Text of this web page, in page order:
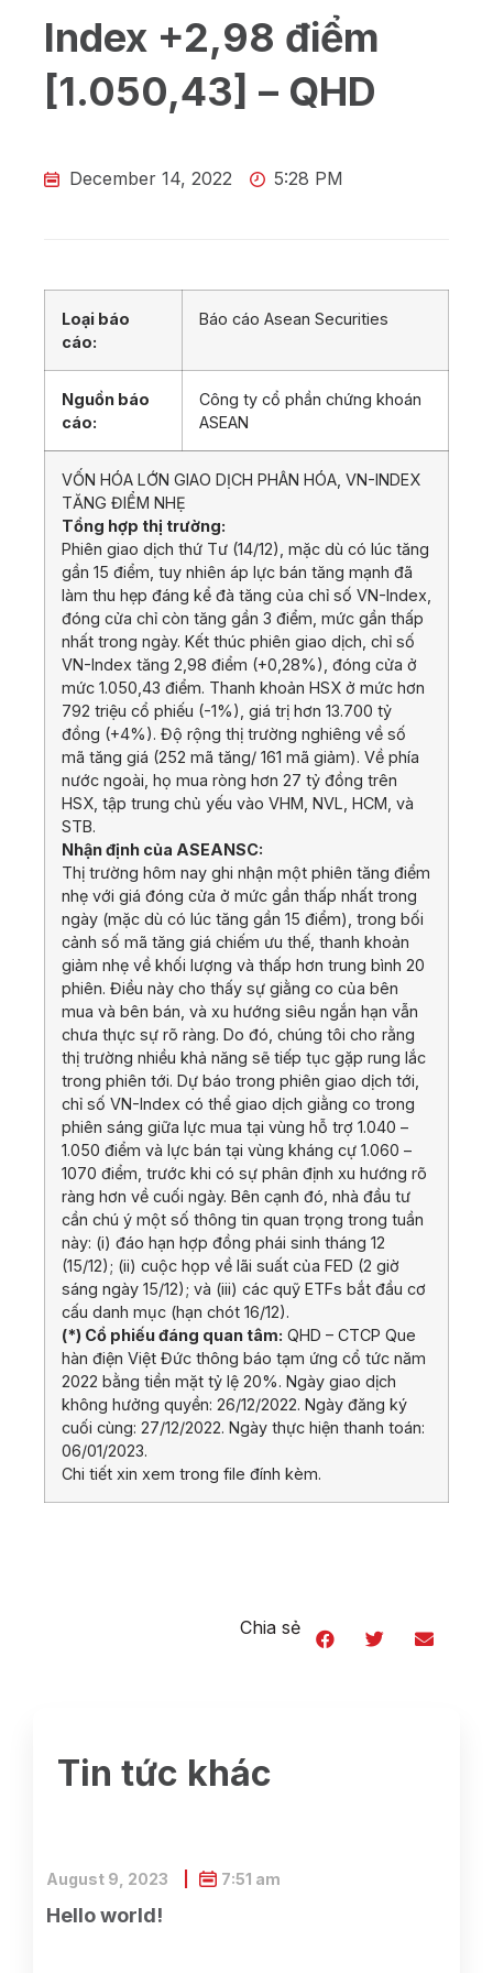
Index +2,98 điểm
[1.050,43] – QHD
December 14, 2022 5:28 PM
Loại báo
cáo:
Báo cáo Asean Securities
Nguồn báo
cáo:
Công ty cổ phần chứng khoán
ASEAN
VỐN HÓA LỚN GIAO DỊCH PHÂN HÓA, VN-INDEX
TĂNG ĐIỂM NHẸ
Tổng hợp thị trường:
Phiên giao dịch thứ Tư (14/12), mặc dù có lúc tăng
gần 15 điểm, tuy nhiên áp lực bán tăng mạnh đã
làm thu hẹp đáng kể đà tăng của chỉ số VN-Index,
đóng cửa chỉ còn tăng gần 3 điểm, mức gần thấp
nhất trong ngày. Kết thúc phiên giao dịch, chỉ số
VN-Index tăng 2,98 điểm (+0,28%), đóng cửa ở
mức 1.050,43 điểm. Thanh khoản HSX ở mức hơn
792 triệu cổ phiếu (-1%), giá trị hơn 13.700 tỷ
đồng (+4%). Độ rộng thị trường nghiêng về số
mã tăng giá (252 mã tăng/ 161 mã giảm). Về phía
nước ngoài, họ mua ròng hơn 27 tỷ đồng trên
HSX, tập trung chủ yếu vào VHM, NVL, HCM, và
STB.
Nhận định của ASEANSC:
Thị trường hôm nay ghi nhận một phiên tăng điểm
nhẹ với giá đóng cửa ở mức gần thấp nhất trong
ngày (mặc dù có lúc tăng gần 15 điểm), trong bối
cảnh số mã tăng giá chiếm ưu thế, thanh khoản
giảm nhẹ về khối lượng và thấp hơn trung bình 20
phiên. Điều này cho thấy sự giằng co của bên
mua và bên bán, và xu hướng siêu ngắn hạn vẫn
chưa thực sự rõ ràng. Do đó, chúng tôi cho rằng
thị trường nhiều khả năng sẽ tiếp tục gặp rung lắc
trong phiên tới. Dự báo trong phiên giao dịch tới,
chỉ số VN-Index có thể giao dịch giằng co trong
phiên sáng giữa lực mua tại vùng hỗ trợ 1.040 –
1.050 điểm và lực bán tại vùng kháng cự 1.060 –
1070 điểm, trước khi có sự phân định xu hướng rõ
ràng hơn về cuối ngày. Bên cạnh đó, nhà đầu tư
cần chú ý một số thông tin quan trọng trong tuần
này: (i) đáo hạn hợp đồng phái sinh tháng 12
(15/12); (ii) cuộc họp về lãi suất của FED (2 giờ
sáng ngày 15/12); và (iii) các quỹ ETFs bắt đầu cơ
cấu danh mục (hạn chót 16/12).
(*) Cổ phiếu đáng quan tâm: QHD – CTCP Que
hàn điện Việt Đức thông báo tạm ứng cổ tức năm
2022 bằng tiền mặt tỷ lệ 20%. Ngày giao dịch
không hưởng quyền: 26/12/2022. Ngày đăng ký
cuối cùng: 27/12/2022. Ngày thực hiện thanh toán:
06/01/2023.
Chi tiết xin xem trong file đính kèm.
Chia sẻ
Tin tức khác
Hello world!
August 9, 2023 7:51 am